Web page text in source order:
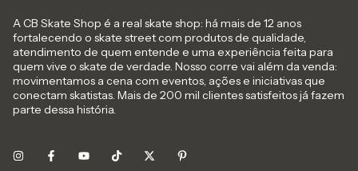
A CB Skate Shop é a real skate shop: há mais de 12 anos
fortalecendo o skate street com produtos de qualidade,
atendimento de quem entende e uma experiência feita para
quem vive o skate de verdade. Nosso corre vai além da venda:
movimentamos a cena com eventos, ações e iniciativas que
conectam skatistas. Mais de 200 mil clientes satisfeitos já fazem
parte dessa história.